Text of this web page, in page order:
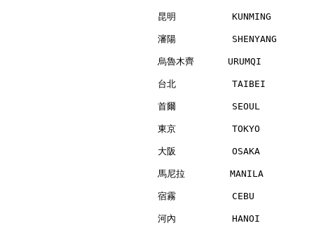
昆明          KUNMING
瀋陽          SHENYANG
烏魯木齊      URUMQI
台北          TAIBEI
首爾          SEOUL
東京          TOKYO
大阪          OSAKA
馬尼拉        MANILA
宿霧          CEBU
河內          HANOI